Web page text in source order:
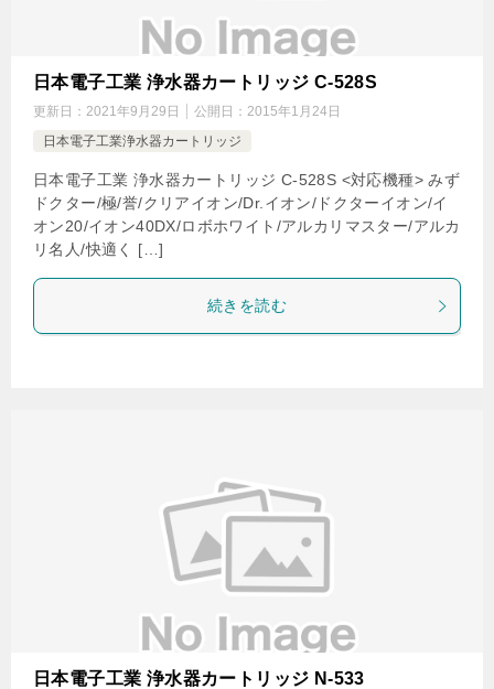
日本電子工業 浄水器カートリッジ C-528S
更新日： 2021年9月29日 公開日： 2015年1月24日
日本電子工業浄水器カートリッジ
日本電子工業 浄水器カートリッジ C-528S <対応機種> みず
ドクター/極/誉/クリアイオン/Dr.イオン/ドクターイオン/イ
オン20/イオン40DX/ロボホワイト/アルカリマスター/アルカ
リ名人/快適く […]
続きを読む
日本電子工業 浄水器カートリッジ N-533